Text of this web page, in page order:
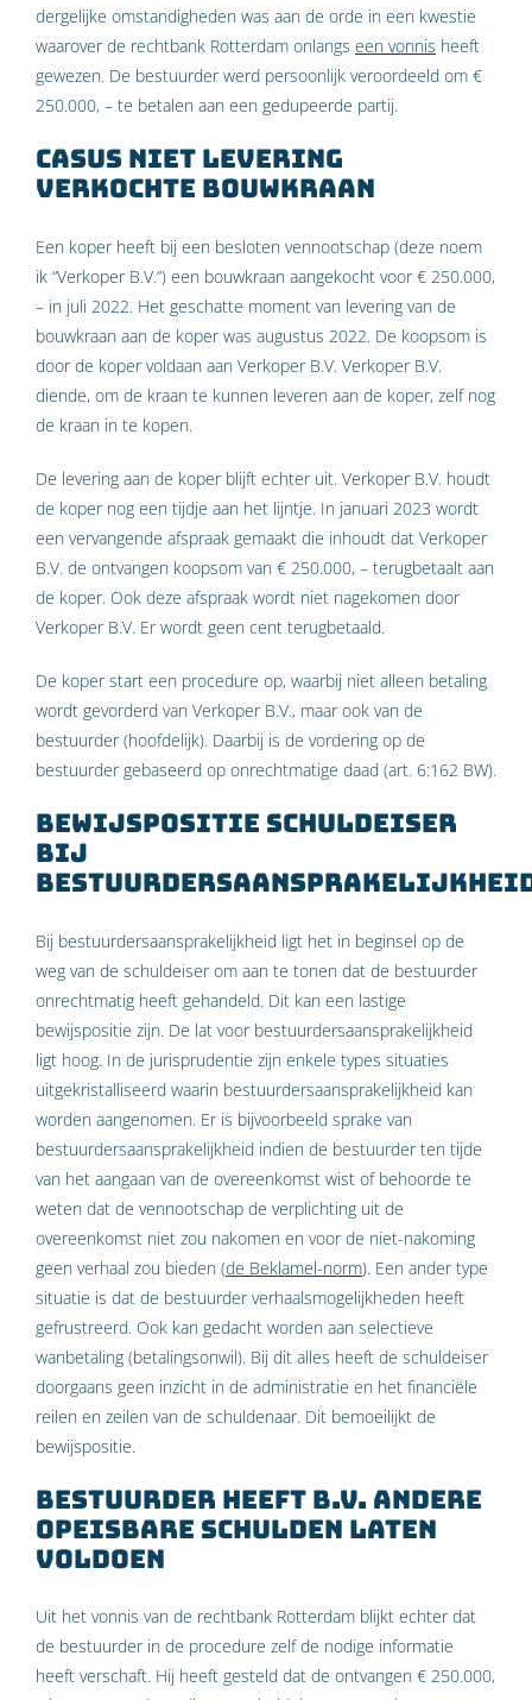
dergelijke omstandigheden was aan de orde in een kwestie
waarover de rechtbank Rotterdam onlangs een vonnis heeft
gewezen. De bestuurder werd persoonlijk veroordeeld om €
250.000, – te betalen aan een gedupeerde partij.
Casus niet levering
verkochte bouwkraan
Een koper heeft bij een besloten vennootschap (deze noem
ik “Verkoper B.V.”) een bouwkraan aangekocht voor € 250.000,
– in juli 2022. Het geschatte moment van levering van de
bouwkraan aan de koper was augustus 2022. De koopsom is
door de koper voldaan aan Verkoper B.V. Verkoper B.V.
diende, om de kraan te kunnen leveren aan de koper, zelf nog
de kraan in te kopen.
De levering aan de koper blijft echter uit. Verkoper B.V. houdt
de koper nog een tijdje aan het lijntje. In januari 2023 wordt
een vervangende afspraak gemaakt die inhoudt dat Verkoper
B.V. de ontvangen koopsom van € 250.000, – terugbetaalt aan
de koper. Ook deze afspraak wordt niet nagekomen door
Verkoper B.V. Er wordt geen cent terugbetaald.
De koper start een procedure op, waarbij niet alleen betaling
wordt gevorderd van Verkoper B.V., maar ook van de
bestuurder (hoofdelijk). Daarbij is de vordering op de
bestuurder gebaseerd op onrechtmatige daad (art. 6:162 BW).
Bewijspositie schuldeiser
bij
Bij bestuurdersaansprakelijkheid ligt het in beginsel op de
weg van de schuldeiser om aan te tonen dat de bestuurder
onrechtmatig heeft gehandeld. Dit kan een lastige
bewijspositie zijn. De lat voor bestuurdersaansprakelijkheid
ligt hoog. In de jurisprudentie zijn enkele types situaties
uitgekristalliseerd waarin bestuurdersaansprakelijkheid kan
worden aangenomen. Er is bijvoorbeeld sprake van
bestuurdersaansprakelijkheid indien de bestuurder ten tijde
van het aangaan van de overeenkomst wist of behoorde te
weten dat de vennootschap de verplichting uit de
overeenkomst niet zou nakomen en voor de niet-nakoming
geen verhaal zou bieden (de Beklamel-norm). Een ander type
situatie is dat de bestuurder verhaalsmogelijkheden heeft
gefrustreerd. Ook kan gedacht worden aan selectieve
wanbetaling (betalingsonwil). Bij dit alles heeft de schuldeiser
doorgaans geen inzicht in de administratie en het financiële
reilen en zeilen van de schuldenaar. Dit bemoeilijkt de
bewijspositie.
Bestuurder heeft B.V. andere
opeisbare schulden laten
voldoen
Uit het vonnis van de rechtbank Rotterdam blijkt echter dat
de bestuurder in de procedure zelf de nodige informatie
heeft verschaft. Hij heeft gesteld dat de ontvangen € 250.000,